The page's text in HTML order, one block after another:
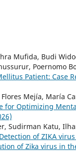
Mufida, Budi
Poernomo
Patient: Case
Mejía, María
for Optimizing
Sudirman Katu,
Detection of ZIKA
of Zika virus in